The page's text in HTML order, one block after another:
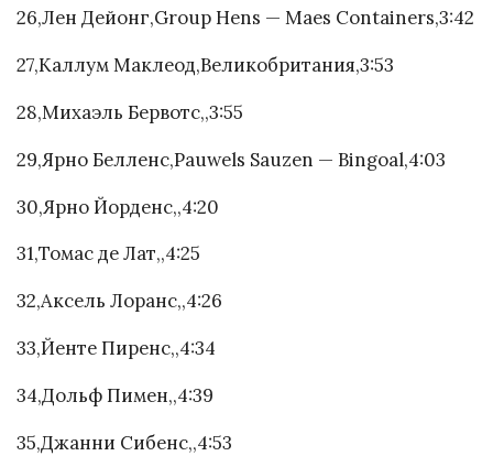
26,Лен Дейонг,Group Hens — Maes Containers,3:42
27,Каллум Маклеод,Великобритания,3:53
28,Михаэль Бервотс,,3:55
29,Ярно Белленс,Pauwels Sauzen — Bingoal,4:03
30,Ярно Йорденс,,4:20
31,Томас де Лат,,4:25
32,Аксель Лоранс,,4:26
33,Йенте Пиренс,,4:34
34,Дольф Пимен,,4:39
35,Джанни Сибенс,,4:53